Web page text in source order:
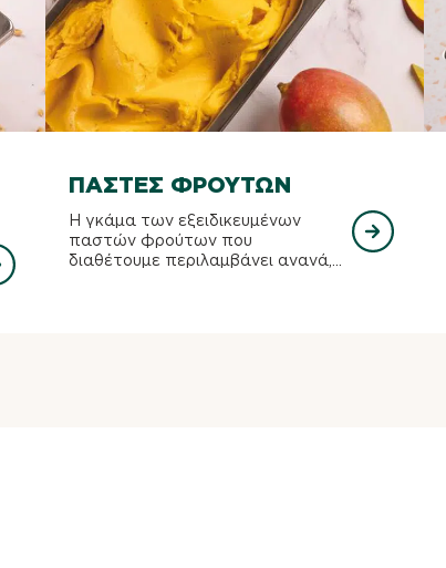
ΠΆΣΤΕΣ ΦΡΟΎΤΩΝ
Η γκάμα των εξειδικευμένων
παστών φρούτων που
διαθέτουμε περιλαμβάνει ανανά,...